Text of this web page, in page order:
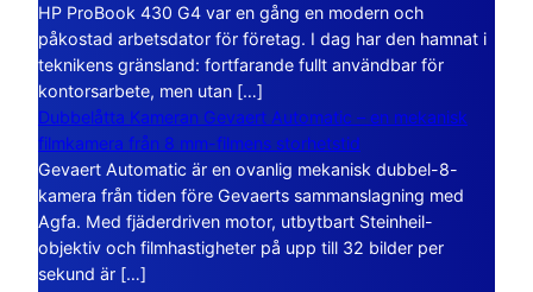
HP ProBook 430 G4 var en gång en modern och
påkostad arbetsdator för företag. I dag har den hamnat i
teknikens gränsland: fortfarande fullt användbar för
kontorsarbete, men utan […]
Dubbelåtta Kameran Gevaert Automatic – en mekanisk
filmkamera från 8 mm-filmens storhetstid
Gevaert Automatic är en ovanlig mekanisk dubbel-8-
kamera från tiden före Gevaerts sammanslagning med
Agfa. Med fjäderdriven motor, utbytbart Steinheil-
objektiv och filmhastigheter på upp till 32 bilder per
sekund är […]